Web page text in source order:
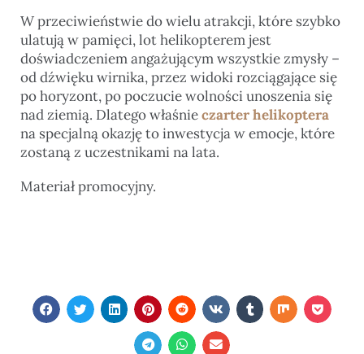
W przeciwieństwie do wielu atrakcji, które szybko
ulatują w pamięci, lot helikopterem jest
doświadczeniem angażującym wszystkie zmysły –
od dźwięku wirnika, przez widoki rozciągające się
po horyzont, po poczucie wolności unoszenia się
nad ziemią. Dlatego właśnieczarter helikoptera
na specjalną okazję to inwestycja w emocje, które
zostaną z uczestnikami na lata.
Materiał promocyjny.